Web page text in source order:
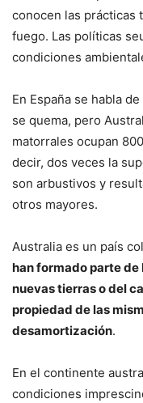
conocen las prácticas
fuego. Las políticas
condiciones
En España se habla
se quema, pero
matorrales ocupan
decir, dos veces la
son arbustivos y
otros mayores.
Australia es un país
han formado parte
nuevas tierras o del
propiedad de las
desamortización.
En el continente
condiciones